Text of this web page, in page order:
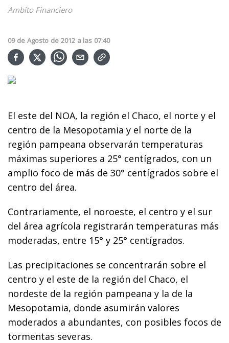
Ambito Financiero
09 de Agosto de 2012 a las 07:40
El este del NOA, la región el Chaco, el norte y el
centro de la Mesopotamia y el norte de la
región pampeana observarán temperaturas
máximas superiores a 25° centígrados, con un
amplio foco de más de 30° centígrados sobre el
centro del área.
Contrariamente, el noroeste, el centro y el sur
del área agrícola registrarán temperaturas más
moderadas, entre 15° y 25° centígrados.
Las precipitaciones se concentrarán sobre el
centro y el este de la región del Chaco, el
nordeste de la región pampeana y la de la
Mesopotamia, donde asumirán valores
moderados a abundantes, con posibles focos de
tormentas severas.